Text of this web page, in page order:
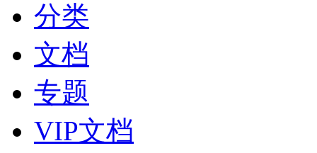
分类
文档
专题
VIP文档